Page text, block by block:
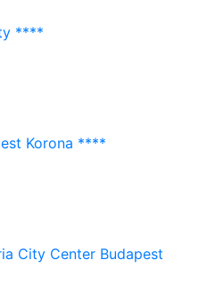
****
Korona ****
City Center Budapest